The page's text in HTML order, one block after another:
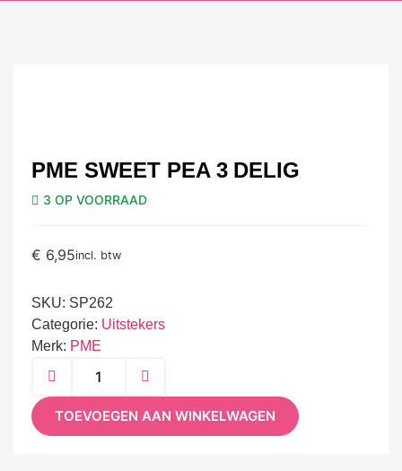
PME SWEET PEA 3 DELIG
3 OP VOORRAAD
€ 6,95incl. btw
SKU: SP262
Categorie: Uitstekers
Merk: PME
TOEVOEGEN AAN WINKELWAGEN